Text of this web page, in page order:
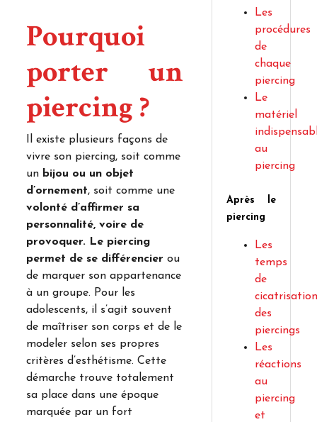
Les
procédures
de
chaque
piercing
Le
matériel
au
piercing
Après le
piercing
Les
temps
de
cicatrisation
des
piercings
Les
réactions
au
piercing
et
Pourquoi
porter un
piercing ?
Il existe plusieurs façons de
vivre son piercing, soit comme
un bijou ou un objet
d’ornement, soit comme une
volonté d’affirmer sa
personnalité, voire de
provoquer. Le piercing
permet de se différencier ou
de marquer son appartenance
à un groupe. Pour les
adolescents, il s’agit souvent
de maîtriser son corps et de le
modeler selon ses propres
critères d’esthétisme. Cette
démarche trouve totalement
sa place dans une époque
marquée par un fort